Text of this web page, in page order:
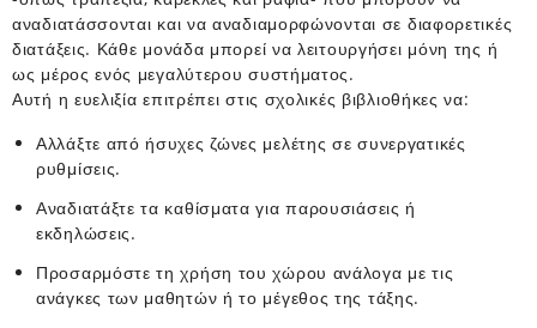
αναδιατάσσονται και να αναδιαμορφώνονται σε διαφορετικές
διατάξεις. Κάθε μονάδα μπορεί να λειτουργήσει μόνη της ή
ως μέρος ενός μεγαλύτερου συστήματος.
Αυτή η ευελιξία επιτρέπει στις σχολικές βιβλιοθήκες να:
Αλλάξτε από ήσυχες ζώνες μελέτης σε συνεργατικές
ρυθμίσεις.
Αναδιατάξτε τα καθίσματα για παρουσιάσεις ή
εκδηλώσεις.
Προσαρμόστε τη χρήση του χώρου ανάλογα με τις
ανάγκες των μαθητών ή το μέγεθος της τάξης.